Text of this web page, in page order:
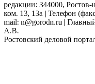
редакции: 344000,
ком. 13, 13а | Телефон
mail: n@gorodn.ru |
А.В.
Ростовский деловой